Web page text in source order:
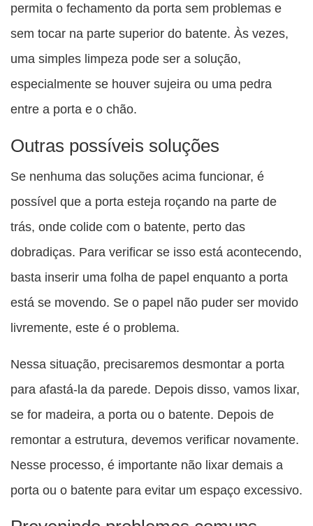
permita o fechamento da porta sem problemas e
sem tocar na parte superior do batente. Às vezes,
uma simples limpeza pode ser a solução,
especialmente se houver sujeira ou uma pedra
entre a porta e o chão.
Outras possíveis soluções
Se nenhuma das soluções acima funcionar, é
possível que a porta esteja roçando na parte de
trás, onde colide com o batente, perto das
dobradiças. Para verificar se isso está acontecendo,
basta inserir uma folha de papel enquanto a porta
está se movendo. Se o papel não puder ser movido
livremente, este é o problema.
Nessa situação, precisaremos desmontar a porta
para afastá-la da parede. Depois disso, vamos lixar,
se for madeira, a porta ou o batente. Depois de
remontar a estrutura, devemos verificar novamente.
Nesse processo, é importante não lixar demais a
porta ou o batente para evitar um espaço excessivo.